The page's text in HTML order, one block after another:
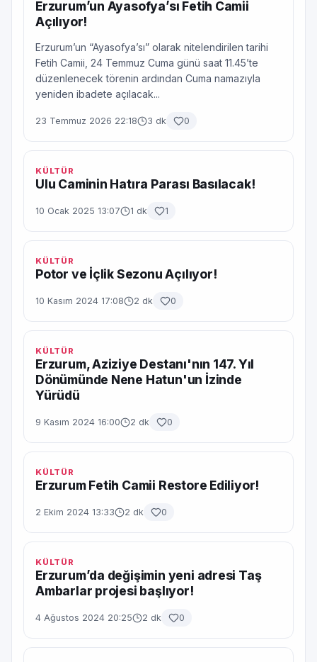
Erzurum’un Ayasofya’sı Fetih Camii
Açılıyor!
Erzurum’un “Ayasofya’sı” olarak nitelendirilen tarihi
Fetih Camii, 24 Temmuz Cuma günü saat 11.45’te
düzenlenecek törenin ardından Cuma namazıyla
yeniden ibadete açılacak...
23 Temmuz 2026 22:18 3 dk 0
KÜLTÜR
Ulu Caminin Hatıra Parası Basılacak!
10 Ocak 2025 13:07 1 dk 1
KÜLTÜR
Potor ve İçlik Sezonu Açılıyor!
10 Kasım 2024 17:08 2 dk 0
KÜLTÜR
Erzurum, Aziziye Destanı'nın 147. Yıl
Dönümünde Nene Hatun'un İzinde
Yürüdü
9 Kasım 2024 16:00 2 dk 0
KÜLTÜR
Erzurum Fetih Camii Restore Ediliyor!
2 Ekim 2024 13:33 2 dk 0
KÜLTÜR
Erzurum’da değişimin yeni adresi Taş
Ambarlar projesi başlıyor!
4 Ağustos 2024 20:25 2 dk 0